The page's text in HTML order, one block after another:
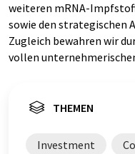
weiteren mRNA-
sowie den strategischen
Zugleich bewahren wir
vollen
THEMEN
Investment